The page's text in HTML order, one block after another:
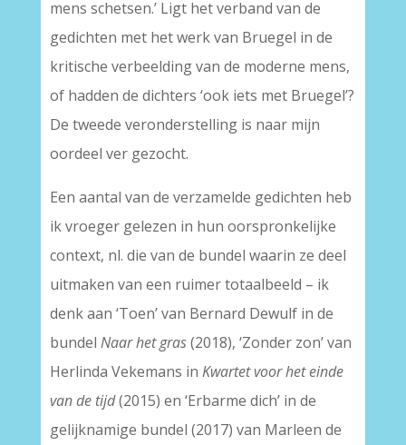
mens schetsen.’ Ligt het verband van de
gedichten met het werk van Bruegel in de
kritische verbeelding van de moderne mens,
of hadden de dichters ‘ook iets met Bruegel’?
De tweede veronderstelling is naar mijn
oordeel ver gezocht.
Een aantal van de verzamelde gedichten heb
ik vroeger gelezen in hun oorspronkelijke
context, nl. die van de bundel waarin ze deel
uitmaken van een ruimer totaalbeeld – ik
denk aan ‘Toen’ van Bernard Dewulf in de
bundel Naar het gras(2018), ‘Zonder zon’ van
Herlinda Vekemans in Kwartet voor het einde
van de tijd(2015) en ‘Erbarme dich’ in de
gelijknamige bundel (2017) van Marleen de